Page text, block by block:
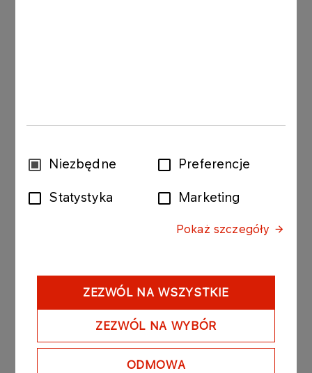
WybórNiezbędne Preferencje
Statystyka Marketing
Pokaż szczegóły
ZEZWÓL NA WSZYSTKIE
ZEZWÓL NA WYBÓR
ODMOWA
Instalacja MaxEne OSBL– Infrastruktura
węzła wydzielania n-parafin z surowca
Więcej
Budowa elektrowni fotowoltaicznej w